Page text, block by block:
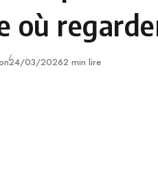
où
Publié
24/03/20262 min lire